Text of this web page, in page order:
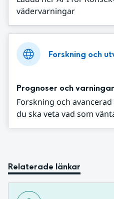
vädervarningar
Forskning och
Prognoser och varningar
Forskning och
du ska veta vad som
Relaterade länkar